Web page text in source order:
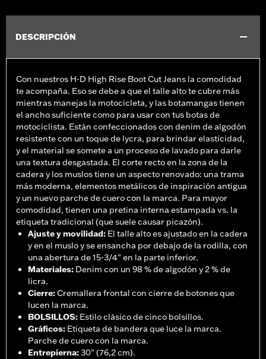
DESCRIPCIÓN
Con nuestros H-D High Rise Boot Cut Jeans la comodidad
te acompaña. Eso se debe a que el talle alto te cubre más
mientras manejas la motocicleta, y las botamangas tienen
el ancho suficiente como para usar con tus botas de
motociclista. Están confeccionados con denim de algodón
resistente con un toque de lycra, para brindar elasticidad,
y el material se somete a un proceso de lavado para darle
una textura desgastada. El corte recto en la zona de la
cadera y los muslos tiene un aspecto renovado: una trama
más moderna, elementos metálicos de inspiración antigua
y un nuevo parche de cuero con la marca. Para mayor
comodidad, tienen una pretina interna estampada vs. la
etiqueta tradicional (que suele causar picazón).
Ajuste y movilidad: El talle alto es ajustado en la cadera
y en el muslo y se ensancha por debajo de la rodilla, con
una abertura de 15-3/4" en la parte inferior.
Materiales: Denim con un 98 % de algodón y 2 % de
licra.
Cierre:Cremallera frontal con cierre de botones que
lucen la marca.
BOLSILLOS: Estilo clásico de cinco bolsillos.
Gráficos: Etiqueta de bandera que luce la marca.
Parche de cuero con la marca.
Entrepierna:30" (76,2 cm).